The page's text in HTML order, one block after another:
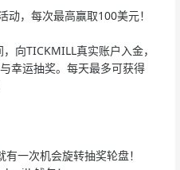
，每次最高赢取100美元！
向TICKMILL真实账户入金，
幸运抽奖。每天最多可获得
一次机会旋转抽奖轮盘！